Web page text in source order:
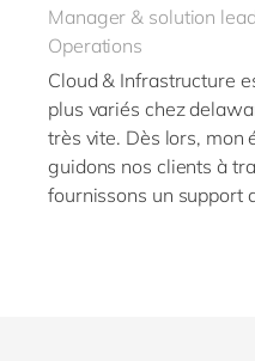
Manager & solution
Operations
Cloud & Infrastructure
plus variés chez
très vite. Dès lors, mon
guidons nos clients à
fournissons un support